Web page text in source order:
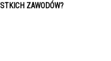
ZAWODÓW?